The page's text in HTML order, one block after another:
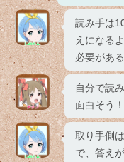
読み手は
えになる
必要があ
自分で読
面白そう！
取り手側
で、答え